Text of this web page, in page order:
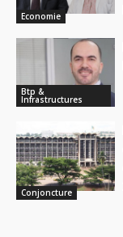
Economie
Btp &
Infrastructures
Conjoncture